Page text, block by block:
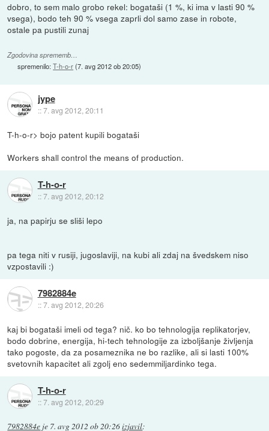
dobro, to sem malo grobo rekel: bogataši (1 %, ki ima v lasti 90 %
vsega), bodo teh 90 % vsega zaprli dol samo zase in robote,
ostale pa pustili zunaj
Zgodovina sprememb…
spremenilo:T-h-o-r(7. avg 2012 ob 20:05)
jype
::7. avg 2012, 20:11
T-h-o-r> bojo patent kupili bogataši
Workers shall control the means of production.
T-h-o-r
::7. avg 2012, 20:12
ja, na papirju se sliši lepo
pa tega niti v rusiji, jugoslaviji, na kubi ali zdaj na švedskem niso
vzpostavili :)
7982884e
::7. avg 2012, 20:26
kaj bi bogataši imeli od tega? nič. ko bo tehnologija replikatorjev,
bodo dobrine, energija, hi-tech tehnologije za izboljšanje življenja
tako pogoste, da za posameznika ne bo razlike, ali si lasti 100%
svetovnih kapacitet ali zgolj eno sedemmiljardinko tega.
T-h-o-r
::7. avg 2012, 20:29
7982884e je 7. avg 2012 ob 20:26izjavil: